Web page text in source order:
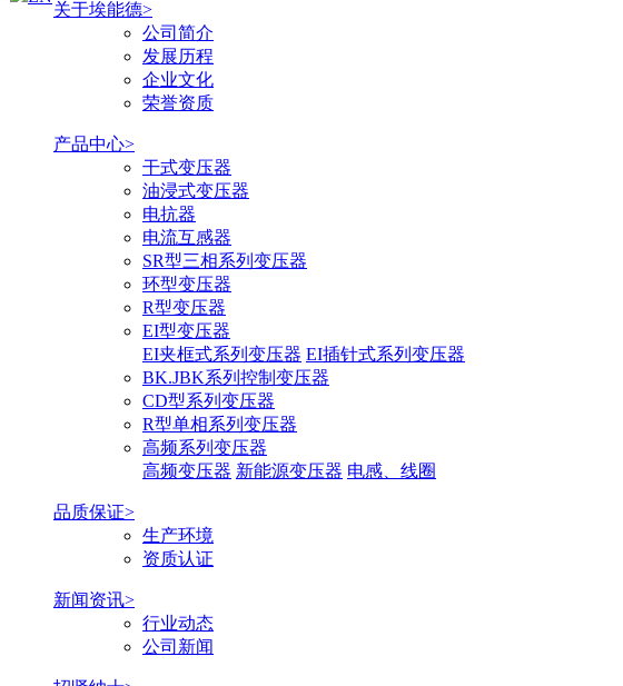
关于埃能德>
公司简介
发展历程
企业文化
荣誉资质
产品中心>
干式变压器
油浸式变压器
电抗器
电流互感器
SR型三相系列变压器
环型变压器
R型变压器
EI型变压器
EI夹框式系列变压器 EI插针式系列变压器
BK.JBK系列控制变压器
CD型系列变压器
R型单相系列变压器
高频系列变压器
高频变压器 新能源变压器 电感、线圈
品质保证>
生产环境
资质认证
新闻资讯>
行业动态
公司新闻